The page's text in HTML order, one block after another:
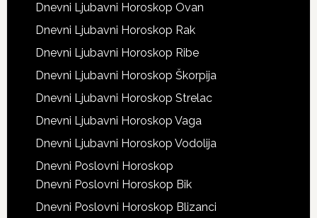
Dnevni Ljubavni Horoskop Ovan
Dnevni Ljubavni Horoskop Rak
Dnevni Ljubavni Horoskop Ribe
Dnevni Ljubavni Horoskop Škorpija
Dnevni Ljubavni Horoskop Strelac
Dnevni Ljubavni Horoskop Vaga
Dnevni Ljubavni Horoskop Vodolija
Dnevni Poslovni Horoskop
Dnevni Poslovni Horoskop Bik
Dnevni Poslovni Horoskop Blizanci